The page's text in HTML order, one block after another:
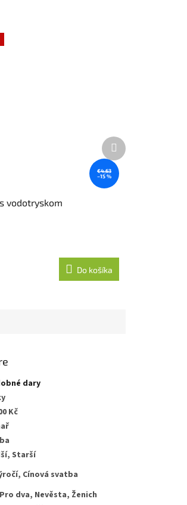
€4,63
–15 %
vodotryskom
Do košíka
Ďalší
produkt
dary
Kč
Starší
Cínová svatba
dva, Nevěsta, Ženich